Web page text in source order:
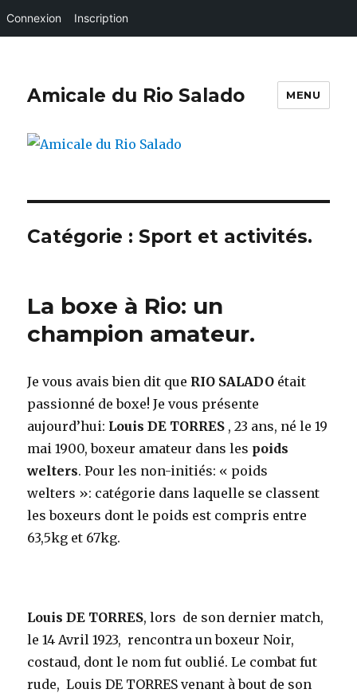
Connexion Inscription
Amicale du Rio Salado MENU
Catégorie : Sport et activités.
La boxe à Rio: un
champion amateur.
Je vous avais bien dit que RIO SALADO était
passionné de boxe! Je vous présente
aujourd’hui: Louis DE TORRES , 23 ans, né le 19
mai 1900, boxeur amateur dans les poids
welters. Pour les non-initiés: « poids
welters »: catégorie dans laquelle se classent
les boxeurs dont le poids est compris entre
63,5kg et 67kg.
Louis DE TORRES, lors de son dernier match,
le 14 Avril 1923, rencontra un boxeur Noir,
costaud, dont le nom fut oublié. Le combat fut
rude, Louis DE TORRES venant à bout de son